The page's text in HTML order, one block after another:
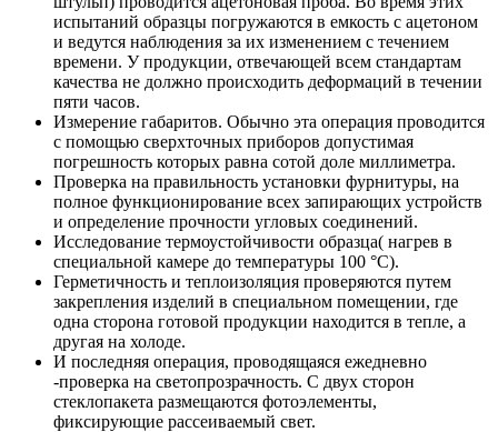
испытаний образцы погружаются в емкость с ацетоном
и ведутся наблюдения за их изменением с течением
времени. У продукции, отвечающей всем стандартам
качества не должно происходить деформаций в течении
пяти часов.
Измерение габаритов. Обычно эта операция проводится
с помощью сверхточных приборов допустимая
погрешность которых равна сотой доле миллиметра.
Проверка на правильность установки фурнитуры, на
полное функционирование всех запирающих устройств
и определение прочности угловых соединений.
Исследование термоустойчивости образца( нагрев в
специальной камере до температуры 100 °С).
Герметичность и теплоизоляция проверяются путем
закрепления изделий в специальном помещении, где
одна сторона готовой продукции находится в тепле, а
другая на холоде.
И последняя операция, проводящаяся ежедневно
-проверка на светопрозрачность. С двух сторон
стеклопакета размещаются фотоэлементы,
фиксирующие рассеиваемый свет.